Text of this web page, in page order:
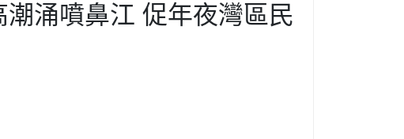
涌噴鼻江 促年夜灣區民